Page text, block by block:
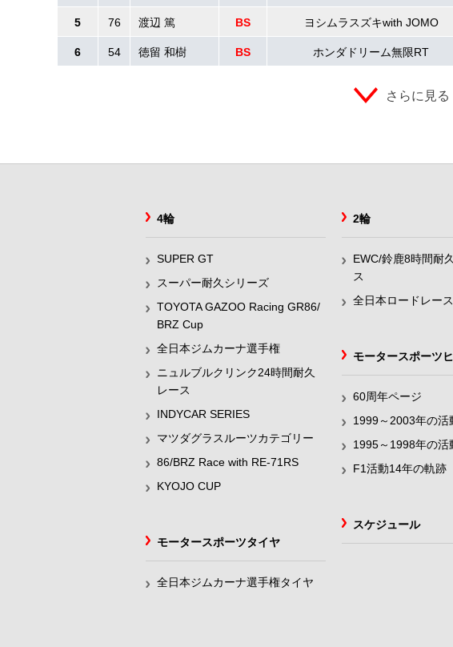
5 76 渡辺 篤 BS ヨシムラスズキwith JOMO
6 54 徳留 和樹 BS ホンダドリーム無限RT
さらに見る
4輪
SUPER GT
スーパー耐久シリーズ
TOYOTA GAZOO Racing GR86/
BRZ Cup
全日本ジムカーナ選手権
ニュルブルクリンク24時間耐久
レース
INDYCAR SERIES
マツダグラスルーツカテゴリー
86/BRZ Race with RE-71RS
KYOJO CUP
2輪
EWC/鈴鹿8時間耐
ス
全日本ロードレー
モータースポーツ
60周年ページ
1999～2003年の活
1995～1998年の活
F1活動14年の軌跡
スケジュール
モータースポーツタイヤ
全日本ジムカーナ選手権タイヤ